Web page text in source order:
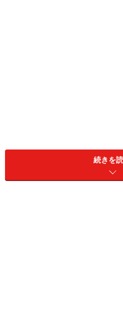
オシャレな人の部屋を見てみ
続きを